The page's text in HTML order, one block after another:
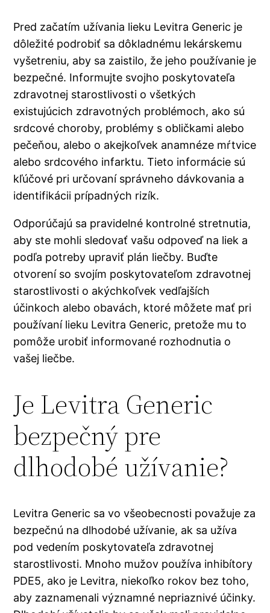
Pred začatím užívania lieku Levitra Generic je
dôležité podrobiť sa dôkladnému lekárskemu
vyšetreniu, aby sa zaistilo, že jeho používanie je
bezpečné. Informujte svojho poskytovateľa
zdravotnej starostlivosti o všetkých
existujúcich zdravotných problémoch, ako sú
srdcové choroby, problémy s obličkami alebo
pečeňou, alebo o akejkoľvek anamnéze mŕtvice
alebo srdcového infarktu. Tieto informácie sú
kľúčové pri určovaní správneho dávkovania a
identifikácii prípadných rizík.
Odporúčajú sa pravidelné kontrolné stretnutia,
aby ste mohli sledovať vašu odpoveď na liek a
podľa potreby upraviť plán liečby. Buďte
otvorení so svojím poskytovateľom zdravotnej
starostlivosti o akýchkoľvek vedľajších
účinkoch alebo obavách, ktoré môžete mať pri
používaní lieku Levitra Generic, pretože mu to
pomôže urobiť informované rozhodnutia o
vašej liečbe.
Je Levitra Generic
bezpečný pre
dlhodobé užívanie?
Levitra Generic sa vo všeobecnosti považuje za
bezpečnú na dlhodobé užívanie, ak sa užíva
pod vedením poskytovateľa zdravotnej
starostlivosti. Mnoho mužov používa inhibítory
PDE5, ako je Levitra, niekoľko rokov bez toho,
aby zaznamenali významné nepriaznivé účinky.